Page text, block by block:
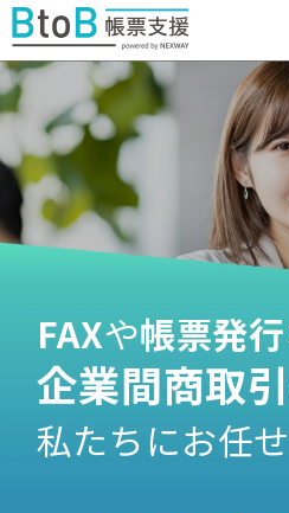
サービ
導入事
料金プ
セミナー・
FAXや帳票発行
企業間商取
私たちにお任